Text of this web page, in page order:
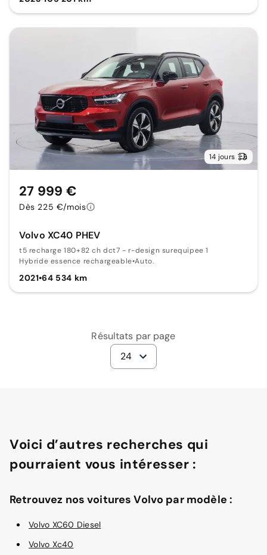
14 jours
Volvo XC40 PHEV
t5 recharge 180+82 ch dct7 - r-design surequipee 1
Hybride essence rechargeable•Auto.
2021•64 534 km
27 999 €
Dès 225 €/mois
Résultats par page
24
Voici d’autres recherches qui
pourraient vous intéresser :
Retrouvez nos voitures Volvo par modèle :
Volvo XC60 Diesel
Volvo Xc40